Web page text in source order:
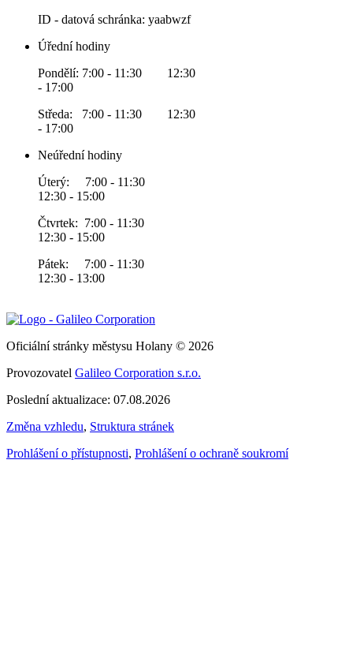
ID - datová schránka: yaabwzf
Úřední hodiny
Pondělí: 7:00 - 11:30 12:30
- 17:00
Středa: 7:00 - 11:30 12:30
- 17:00
Neúřední hodiny
Úterý: 7:00 - 11:30
12:30 - 15:00
Čtvrtek: 7:00 - 11:30
12:30 - 15:00
Pátek: 7:00 - 11:30
12:30 - 13:00
Oficiální stránky městysu Holany © 2026
Provozovatel Galileo Corporation s.r.o.
Poslední aktualizace: 07.08.2026
Změna vzhledu, Struktura stránek
Prohlášení o přístupnosti, Prohlášení o ochraně soukromí